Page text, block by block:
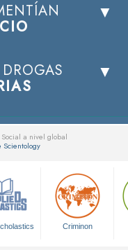
a nivel global
Criminon